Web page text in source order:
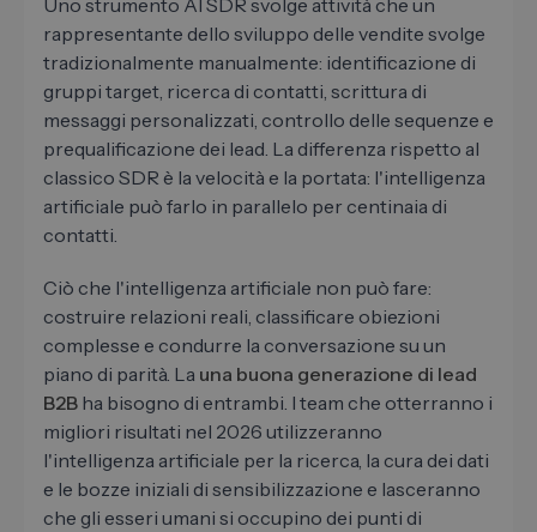
Uno strumento AI SDR svolge attività che un
rappresentante dello sviluppo delle vendite svolge
tradizionalmente manualmente: identificazione di
gruppi target, ricerca di contatti, scrittura di
messaggi personalizzati, controllo delle sequenze e
prequalificazione dei lead. La differenza rispetto al
classico SDR è la velocità e la portata: l'intelligenza
artificiale può farlo in parallelo per centinaia di
contatti.
Ciò che l'intelligenza artificiale non può fare:
costruire relazioni reali, classificare obiezioni
complesse e condurre la conversazione su un
piano di parità. La una buona generazione di lead
B2B ha bisogno di entrambi. I team che otterranno i
migliori risultati nel 2026 utilizzeranno
l'intelligenza artificiale per la ricerca, la cura dei dati
e le bozze iniziali di sensibilizzazione e lasceranno
che gli esseri umani si occupino dei punti di